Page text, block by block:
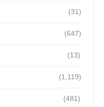
(31)
(647)
(13)
(1,119)
(481)